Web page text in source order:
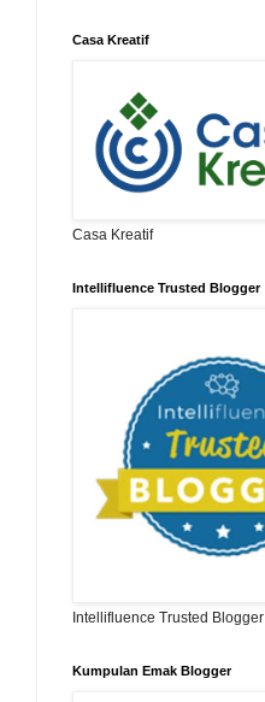
Casa Kreatif
Casa Kreatif
Intellifluence Trusted Blogger
Intellifluence Trusted Blogger
Kumpulan Emak Blogger